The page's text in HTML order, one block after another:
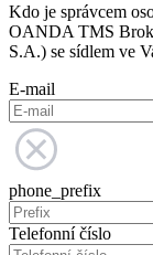
Kdo je správcem
OANDA TMS
S.A.) se sídlem ve
E-mail
phone_prefix
Telefonní číslo